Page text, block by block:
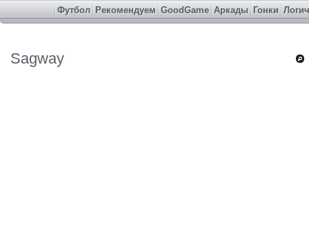
Футбол Рекомендуем GoodGame Аркады Гонки
Sagway